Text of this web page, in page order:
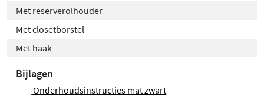
Met reserverolhouder
Met closetborstel
Met haak
Bijlagen
Onderhoudsinstructies mat zwart